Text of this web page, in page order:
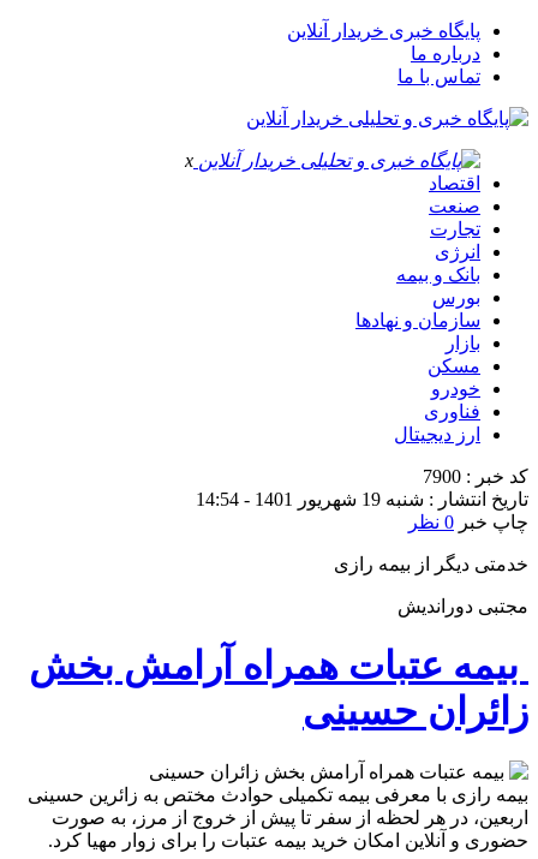
پایگاه خبری خریدار آنلاین
درباره ما
تماس با ما
x
اقتصاد
صنعت
تجارت
انرژی
بانک و بیمه
بورس
سازمان و نهادها
بازار
مسکن
خودرو
فناوری
ارز دیجیتال
کد خبر : 7900
تاریخ انتشار : شنبه 19 شهریور 1401 - 14:54
چاپ خبر 0 نظر
خدمتی دیگر از بیمه رازی
مجتبی دوراندیش
بیمه عتبات همراه آرامش بخش
زائران حسینی
بیمه رازی با معرفی بیمه تکمیلی حوادث مختص به زائرین حسینی
اربعین، در هر لحظه از سفر تا پیش از خروج از مرز، به صورت
حضوری و آنلاین امکان خرید بیمه عتبات را برای زوار مهیا کرد.